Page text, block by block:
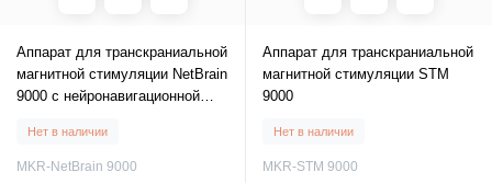
Аппарат для транскраниальной
магнитной стимуляции NetBrain
9000 с нейронавигационной
Нет в наличии
MKR-NetBrain 9000
Аппарат для транскраниальной
магнитной стимуляции STM
9000
Нет в наличии
MKR-STM 9000